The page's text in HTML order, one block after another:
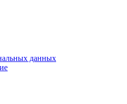
данных